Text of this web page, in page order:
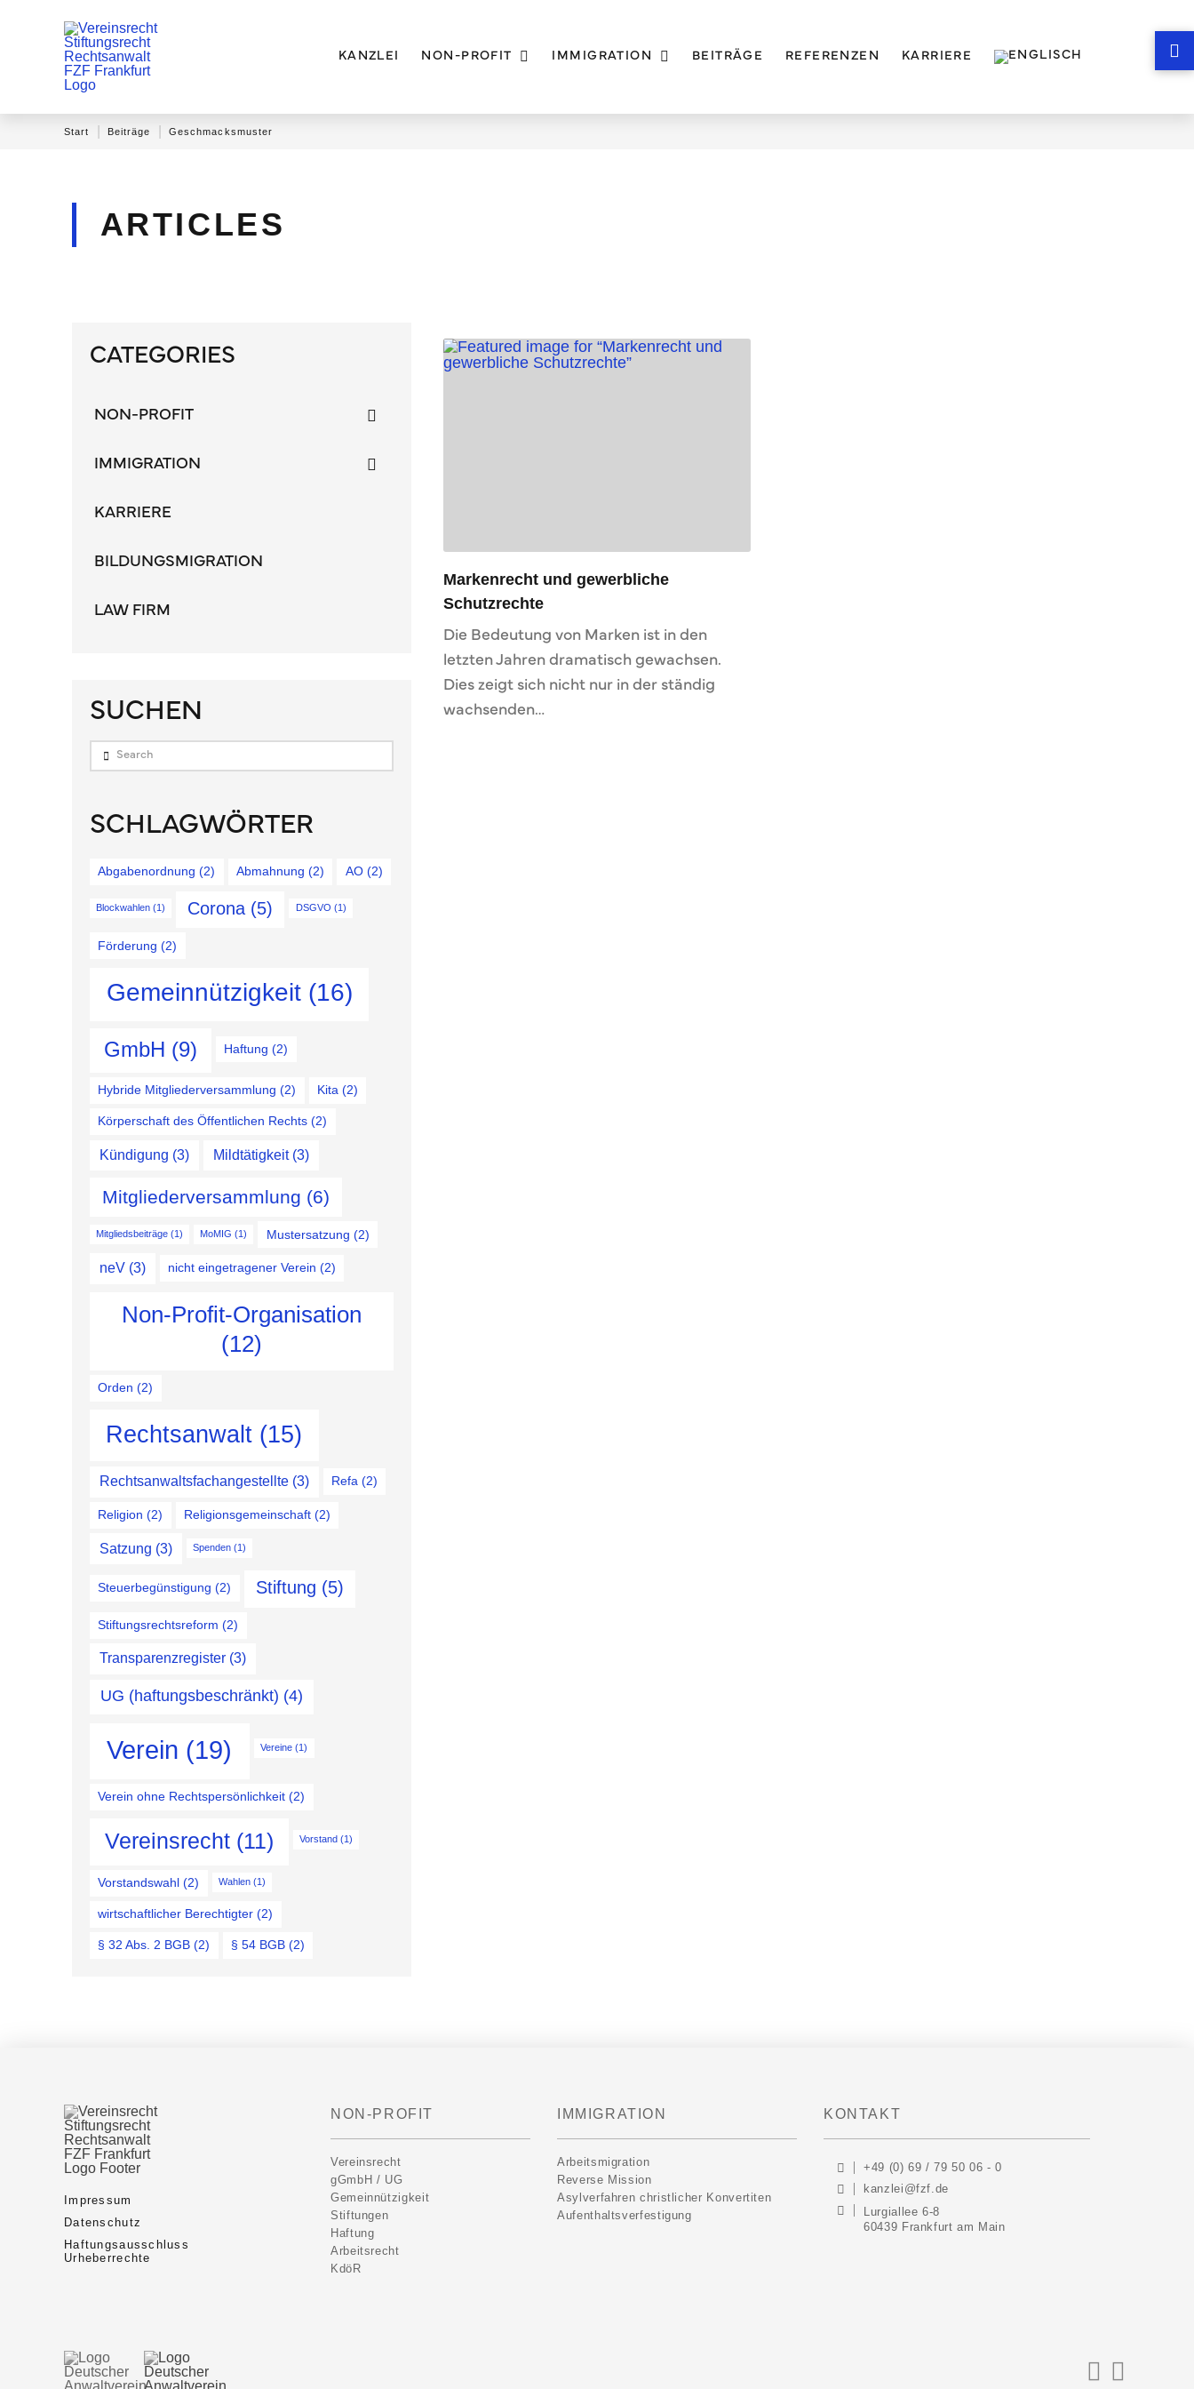
KANZLEI NON-PROFIT IMMIGRATION BEITRÄGE REFERENZEN KARRIERE
Start Beiträge Geschmacksmuster
ARTICLES
CATEGORIES
NON-PROFIT
IMMIGRATION
KARRIERE
BILDUNGSMIGRATION
LAW FIRM
SUCHEN
Search
SCHLAGWÖRTER
Abgabenordnung (2) Abmahnung (2) AO(2)
Blockwahlen(1) Corona (5) DSGVO (1)
Förderung (2)
Gemeinnützigkeit(16)
GmbH (9) Haftung (2)
Hybride Mitgliederversammlung (2) Kita (2)
Körperschaft des Öffentlichen Rechts (2)
Kündigung (3) Mildtätigkeit(3)
Mitgliederversammlung (6)
Mitgliedsbeiträge(1) MoMIG (1) Mustersatzung (2)
neV(3) nicht eingetragener Verein (2)
Non-Profit-Organisation
(12)
Orden (2)
Rechtsanwalt (15)
Rechtsanwaltsfachangestellte(3) Refa (2)
Religion (2) Religionsgemeinschaft (2)
Satzung (3) Spenden(1)
Steuerbegünstigung (2) Stiftung (5)
Stiftungsrechtsreform (2)
Transparenzregister(3)
UG (haftungsbeschränkt) (4)
Verein (19) Vereine (1)
Verein ohne Rechtspersönlichkeit (2)
Vereinsrecht(11) Vorstand(1)
Vorstandswahl (2) Wahlen(1)
wirtschaftlicher Berechtigter (2)
§ 32 Abs. 2 BGB (2) § 54 BGB (2)
Markenrecht und gewerbliche
Schutzrechte
Die Bedeutung von Marken ist in den
letzten Jahren dramatisch gewachsen.
Dies zeigt sich nicht nur in der ständig
wachsenden…
Impressum
Datenschutz
Haftungsausschluss
Urheberrechte
NON-PROFIT
Vereinsrecht
gGmbH / UG
Gemeinnützigkeit
Stiftungen
Haftung
Arbeitsrecht
KdöR
IMMIGRATION
Arbeitsmigration
Reverse Mission
Asylverfahren christlicher Konvertiten
Aufenthaltsverfestigung
KONTAKT
+49 (0) 69 / 79 50 06 - 0
kanzlei@fzf.de
Lurgiallee 6-8
60439 Frankfurt am Main